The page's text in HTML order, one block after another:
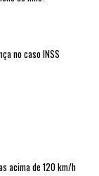
no caso INSS
acima de 120 km/h